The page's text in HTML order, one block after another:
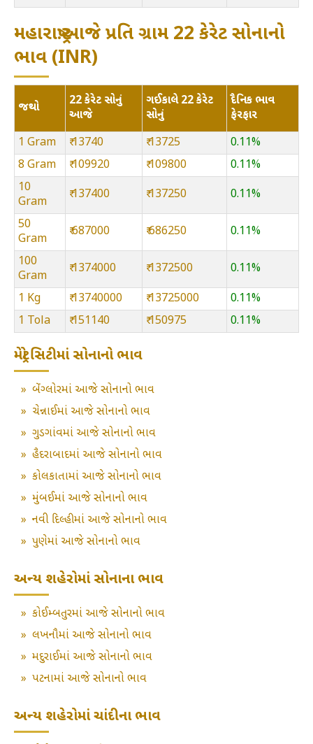
મહારાષ્ટ્ર:આજે પ્રતિ ગ્રામ 22 કેરેટ સોનાનો
ભાવ (INR)
જથ્થો
22 કેરેટ સોનું
આજે
ગઈકાલે 22 કેરેટ
સોનું
દૈનિક ભાવ
ફેરફાર
1 Gram
₹ 13740 ₹ 13725
0.11%
8 Gram
₹ 109920 ₹ 109800
0.11%
10
Gram
₹ 137400 ₹ 137250 0.11%
50
Gram
₹ 687000 ₹ 686250 0.11%
100
Gram
₹ 1374000 ₹ 1372500 0.11%
1 Kg ₹ 13740000 ₹ 13725000
0.11%
1 Tola
₹ 151140 ₹ 150975 0.11%
મેટ્રો સિટીમાં સોનાનો ભાવ
» બેંગ્લોરમાં આજે સોનાનો ભાવ
» ચેન્નાઈમાં આજે સોનાનો ભાવ
» ગુડગાંવમાં આજે સોનાનો ભાવ
» હૈદરાબાદમાં આજે સોનાનો ભાવ
» કોલકાતામાં આજે સોનાનો ભાવ
» મુંબઈમાં આજે સોનાનો ભાવ
» નવી દિલ્હીમાં આજે સોનાનો ભાવ
» પુણેમાં આજે સોનાનો ભાવ
અન્ય શહેરોમાં સોનાના ભાવ
» કોઈમ્બતુરમાં આજે સોનાનો ભાવ
» લખનૌમાં આજે સોનાનો ભાવ
» મદુરાઈમાં આજે સોનાનો ભાવ
» પટનામાં આજે સોનાનો ભાવ
અન્ય શહેરોમાં ચાંદીના ભાવ